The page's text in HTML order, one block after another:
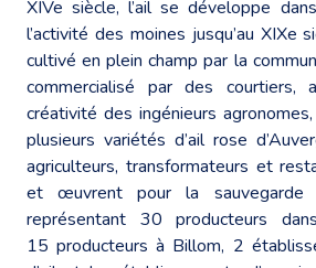
XIVe siècle, l’ail se développe
l’activité des moines jusqu’au XIXe
cultivé en plein champ par la
commercialisé par des courtiers,
créativité des ingénieurs
plusieurs variétés d’ail rose
agriculteurs, transformateurs et
et œuvrent pour la sauvegarde
représentant 30 producteurs
15 producteurs à Billom, 2